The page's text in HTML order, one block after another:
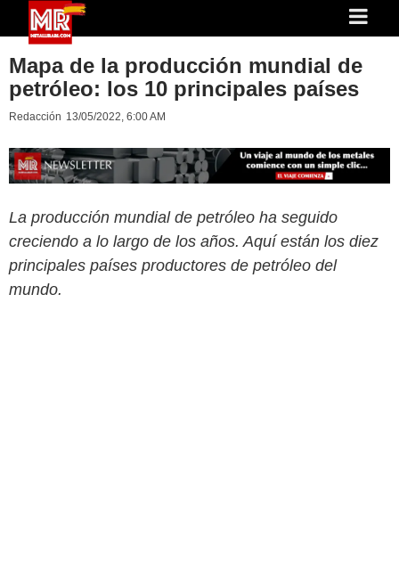
Mapa de la producción mundial de
petróleo: los 10 principales países
Redacción 13/05/2022, 6:00 AM
La producción mundial de petróleo ha seguido
creciendo a lo largo de los años. Aquí están los diez
principales países productores de petróleo del
mundo.